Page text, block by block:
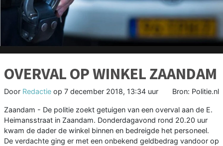
OVERVAL OP WINKEL ZAANDAM
Door Redactie op 7 december 2018, 13:34 uur Bron: Politie.nl
Zaandam - De politie zoekt getuigen van een overval aan de E.
Heimansstraat in Zaandam. Donderdagavond rond 20.20 uur
kwam de dader de winkel binnen en bedreigde het personeel.
De verdachte ging er met een onbekend geldbedrag vandoor op